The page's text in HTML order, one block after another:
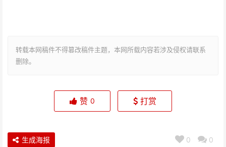
转载本网稿件不得篡改稿件主题，本网所载内容若涉及侵权请联系
删除。
赞 0 打赏
0 0
生成海报